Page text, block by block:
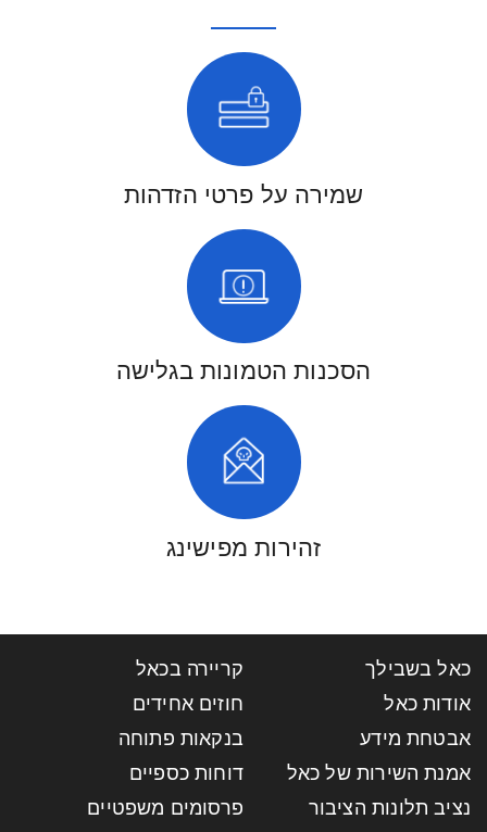
שמירה על פרטי הזדהות
הסכנות הטמונות בגלישה
זהירות מפישינג
כאל בשבילך
קריירה בכאל
אודות כאל
חוזים אחידים
אבטחת מידע
בנקאות פתוחה
אמנת השירות של כאל
דוחות כספיים
נציב תלונות הציבור
פרסומים משפטיים